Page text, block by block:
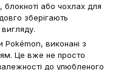
блокноті або чохлах для
зберігають
виконані з
Це вже не просто
до улюбленого